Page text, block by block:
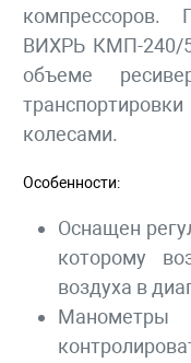
компрессоров.
ВИХРЬ КМП-240/
объеме
колесами.
Особенности:
Оснащен
которому
воздуха в